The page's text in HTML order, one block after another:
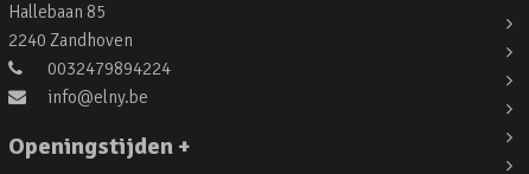
Hallebaan 85
2240 Zandhoven
0032479894224
info@elny.be
Openingstijden +